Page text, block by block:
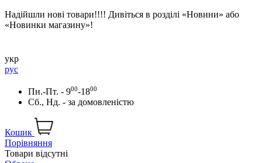
Надійшли нові товари!!!! Дивіться в розділі «Новини» або
«Новинки магазину»!
укр
рус
Пн.-Пт. - 900-1800
Сб., Нд. - за домовленістю
Кошик
Порівняння
Товари відсутні